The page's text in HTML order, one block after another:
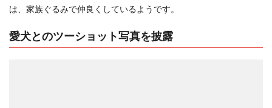
は、家族ぐるみで仲良くしているようです。
愛犬とのツーショット写真を披露